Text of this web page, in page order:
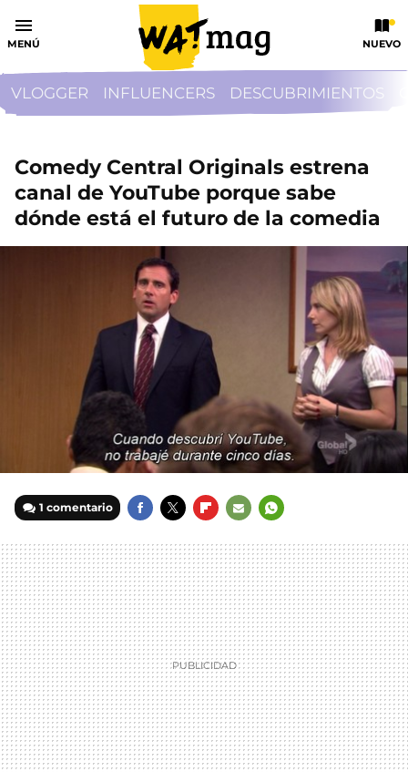
MENÚ NUEVO
VLOGGER INFLUENCERS DESCUBRIMIENTOS
Comedy Central Originals estrena
canal de YouTube porque sabe
dónde está el futuro de la comedia
1 comentario
MAIL